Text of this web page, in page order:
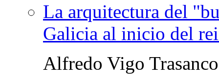
La arquitectura del
Galicia al inicio del
Alfredo Vigo